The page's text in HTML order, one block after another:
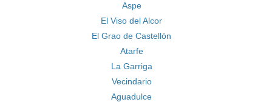
Aspe
El Viso del Alcor
El Grao de Castellón
Atarfe
La Garriga
Vecindario
Aguadulce